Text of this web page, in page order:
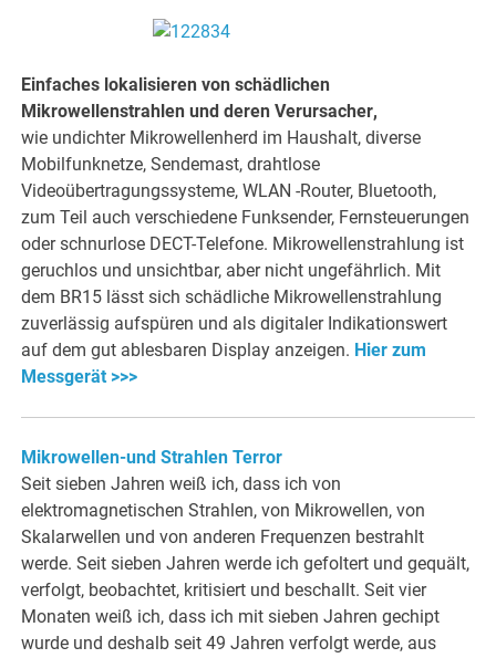
Einfaches lokalisieren von schädlichen
Mikrowellenstrahlen und deren Verursacher,
wie undichter Mikrowellenherd im Haushalt, diverse
Mobilfunknetze, Sendemast, drahtlose
Videoübertragungssysteme, WLAN -Router, Bluetooth,
zum Teil auch verschiedene Funksender, Fernsteuerungen
oder schnurlose DECT-Telefone. Mikrowellenstrahlung ist
geruchlos und unsichtbar, aber nicht ungefährlich. Mit
dem BR15 lässt sich schädliche Mikrowellenstrahlung
zuverlässig aufspüren und als digitaler Indikationswert
auf dem gut ablesbaren Display anzeigen. Hier zum
Messgerät >>>
Mikrowellen-und Strahlen Terror
Seit sieben Jahren weiß ich, dass ich von
elektromagnetischen Strahlen, von Mikrowellen, von
Skalarwellen und von anderen Frequenzen bestrahlt
werde. Seit sieben Jahren werde ich gefoltert und gequält,
verfolgt, beobachtet, kritisiert und beschallt. Seit vier
Monaten weiß ich, dass ich mit sieben Jahren gechipt
wurde und deshalb seit 49 Jahren verfolgt werde, aus